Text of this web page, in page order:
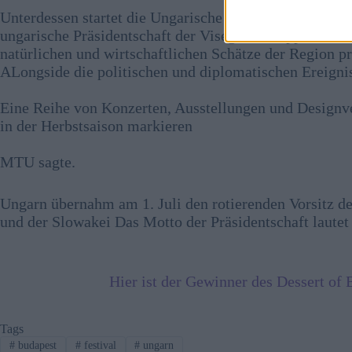
Unterdessen startet die Ungarische
ungarische Präsidentschaft der Visegrad-Gruppe zu
natürlichen und wirtschaftlichen Schätze der Region
ALongside die politischen und diplomatischen
Eine Reihe von Konzerten, Ausstellungen und
in der Herbstsaison markieren
MTU sagte.
Ungarn übernahm am 1. Juli den rotierenden Vorsitz
und der Slowakei Das Motto der Präsidentschaft
Hier ist der Gewinner des Dessert of
Tags
#budapest #festival # ungarn